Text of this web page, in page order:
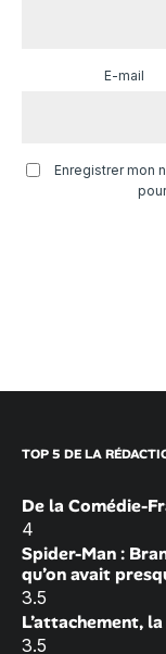
E-mail
Enregistrer mon
TOP 5 DE LA
De la Comédie-
4
Spider-Man :
qu’on avait
3.5
L’attachement,
3.5